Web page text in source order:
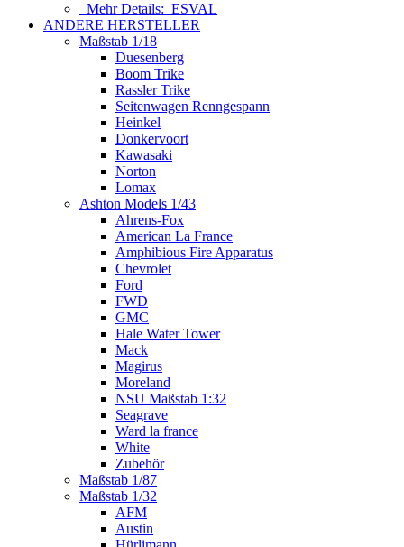
Mehr Details: ESVAL
ANDERE HERSTELLER
Maßstab 1/18
Duesenberg
Boom Trike
Rassler Trike
Seitenwagen Renngespann
Heinkel
Donkervoort
Kawasaki
Norton
Lomax
Ashton Models 1/43
Ahrens-Fox
American La France
Amphibious Fire Apparatus
Chevrolet
Ford
FWD
GMC
Hale Water Tower
Mack
Magirus
Moreland
NSU Maßstab 1:32
Seagrave
Ward la france
White
Zubehör
Maßstab 1/87
Maßstab 1/32
AFM
Austin